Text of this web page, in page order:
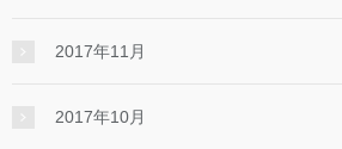
2017年11月
2017年10月